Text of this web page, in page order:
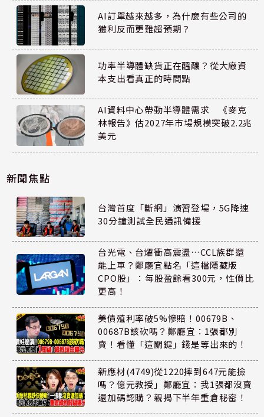
AI訂單越來越多，為什麼有些公司的
獲利反而更難超預期？
功率半導體缺貨正在醞釀？從大廠資
本支出看真正的時間點
AI資料中心帶動半導體需求 《麥克
林報告》估2027年市場規模突破2.2兆
美元
新聞焦點
台灣首度「斷網」演習登場，5G降速
30分鐘測試全民通訊備援
台光電、台燿衝高震盪…CCL族群還
能上車？鄭廳宜點名「這檔隱藏版
CPO股」：每股盈餘看300元，性價比
更高！
美債殖利率破5%慘賠！00679B、
00687B該砍嗎？鄭廳宜：1張都別
賣！看懂「這關鍵」錢是等出來的！
新應材(4749)從1220摔到647元能撿
嗎？億元教授」鄭廳宜：我1張都沒賣
還加碼認購？親揭下半年重倉秘密！